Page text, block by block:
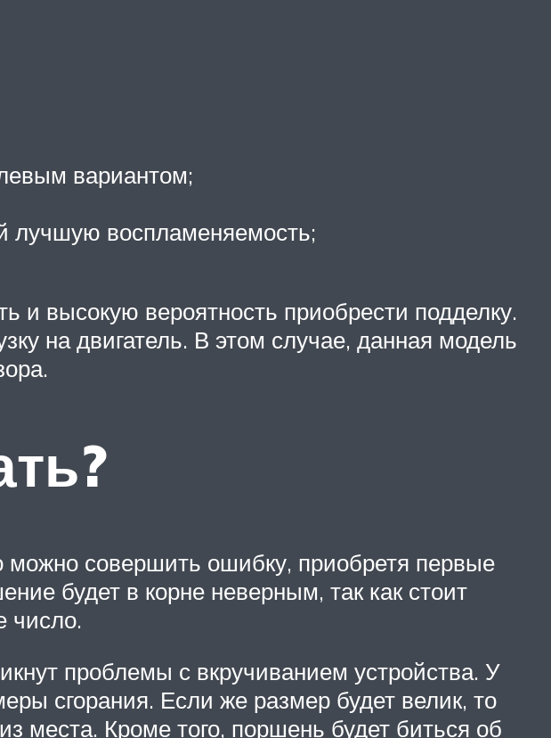
вариантом;
лучшую воспламеняемость;
и высокую вероятность приобрести подделку.
на двигатель. В этом случае, данная модель
можно совершить ошибку, приобретя первые
будет в корне неверным, так как стоит
число.
проблемы с вкручиванием устройства. У
сгорания. Если же размер будет велик, то
места. Кроме того, поршень будет биться об